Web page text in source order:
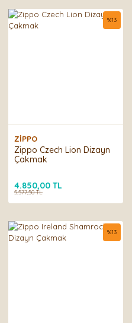
ZİPPO
Zippo Czech Lion Dizayn
Çakmak
%13
4.850,00 TL
5.577,50 TL
%13